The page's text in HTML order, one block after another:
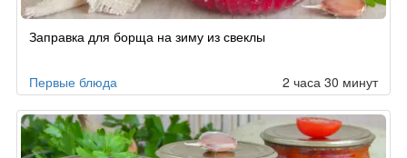
Заправка для борща на зиму из свеклы
Первые блюда 2 часа 30 минут